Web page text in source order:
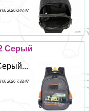
06 2026 0:47:47
Серый
06 2026 7:33:47